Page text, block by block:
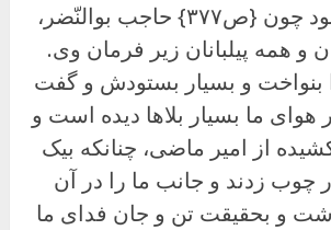
پیلبانان مردی بود چون {ص۳۷۷} حاجب بوالنّضر،
و همه پیلبانان زیر فرمان وی.
بنواخت و بسیار بستودش و گفت
هوای ما بسیار بلاها دیده است و
از امیر ماضی، چنانکه بیک
چوب زدند و جانب ما را در آن
و بحقیقت تن و جان فدای ما